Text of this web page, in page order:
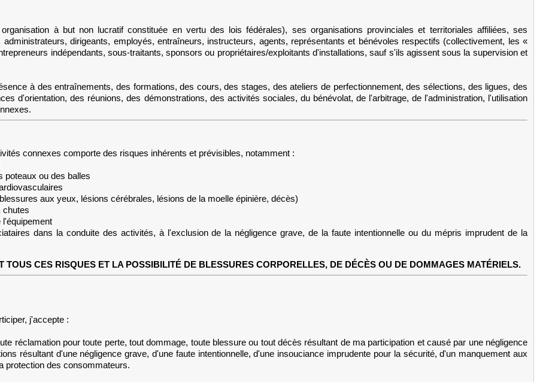
à but non lucratif constituée en vertu des lois fédérales), ses organisations provinciales et territoriales affiliées, ses
dirigeants, employés, entraîneurs, instructeurs, agents, représentants et bénévoles respectifs (collectivement, les «
indépendants, sous-traitants, sponsors ou propriétaires/exploitants d'installations, sauf s'ils agissent sous la supervision et
à des entraînements, des formations, des cours, des stages, des ateliers de perfectionnement, des sélections, des ligues, des
d'orientation, des réunions, des démonstrations, des activités sociales, du bénévolat, de l'arbitrage, de l'administration, l'utilisation
connexes comporte des risques inhérents et prévisibles, notamment :
poteaux ou des balles
aux yeux, lésions cérébrales, lésions de la moelle épinière, décès)
chutes
l'équipement
dans la conduite des activités, à l'exclusion de la négligence grave, de la faute intentionnelle ou du mépris imprudent de la
CES RISQUES ET LA POSSIBILITÉ DE BLESSURES CORPORELLES, DE DÉCÈS OU DE DOMMAGES MATÉRIELS.
j'accepte :
réclamation pour toute perte, tout dommage, toute blessure ou tout décès résultant de ma participation et causé par une négligence
résultant d'une négligence grave, d'une faute intentionnelle, d'une insouciance imprudente pour la sécurité, d'un manquement aux
protection des consommateurs.